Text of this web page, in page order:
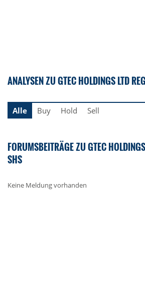
ANALYSEN ZU GTEC HOLDINGS LTD
Alle
Buy Hold Sell
FORUMSBEITRÄGE ZU GTEC
SHS
Keine Meldung vorhanden